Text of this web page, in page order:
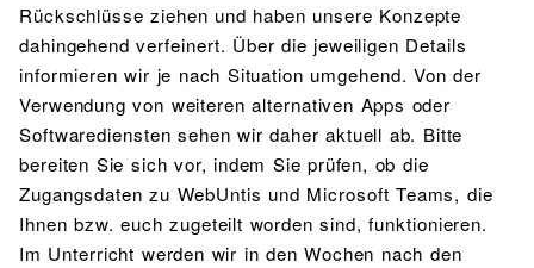
Rückschlüsse ziehen und haben unsere Konzepte
dahingehend verfeinert. Über die jeweiligen Details
informieren wir je nach Situation umgehend. Von der
Verwendung von weiteren alternativen Apps oder
Softwarediensten sehen wir daher aktuell ab. Bitte
bereiten Sie sich vor, indem Sie prüfen, ob die
Zugangsdaten zu WebUntis und Microsoft Teams, die
Ihnen bzw. euch zugeteilt worden sind, funktionieren.
Im Unterricht werden wir in den Wochen nach den